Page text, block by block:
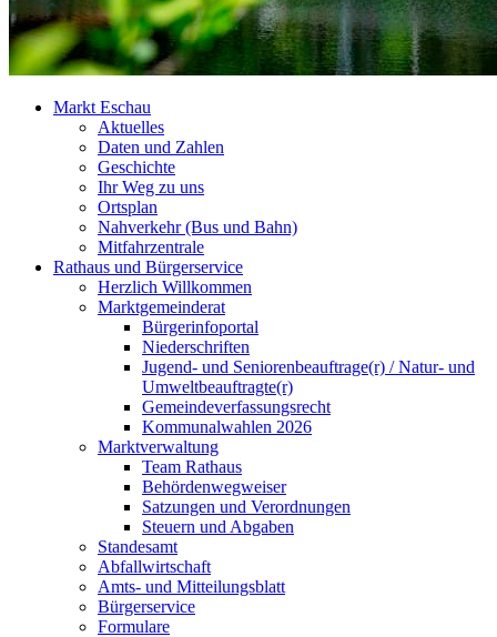
Markt Eschau
Aktuelles
Daten und Zahlen
Geschichte
Ihr Weg zu uns
Ortsplan
Nahverkehr (Bus und Bahn)
Mitfahrzentrale
Rathaus und Bürgerservice
Herzlich Willkommen
Marktgemeinderat
Bürgerinfoportal
Niederschriften
Jugend- und Seniorenbeauftrage(r) / Natur- und
Umweltbeauftragte(r)
Gemeindeverfassungsrecht
Kommunalwahlen 2026
Marktverwaltung
Team Rathaus
Behördenwegweiser
Satzungen und Verordnungen
Steuern und Abgaben
Standesamt
Abfallwirtschaft
Amts- und Mitteilungsblatt
Bürgerservice
Formulare